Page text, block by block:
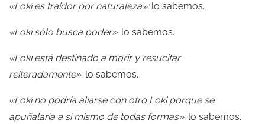
«Loki es traidor por naturaleza»:lo sabemos.
«Loki sólo busca poder»:lo sabemos.
«Loki está destinado a morir y resucitar
reiteradamente»:lo sabemos.
«Loki no podría aliarse con otro Loki porque se
apuñalaría a sí mismo de todas formas»:lo sabemos.